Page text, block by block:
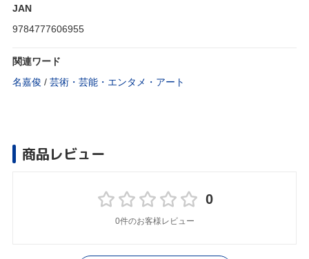
JAN
9784777606955
関連ワード
名嘉俊 / 芸術・芸能・エンタメ・アート
商品レビュー
0
0件のお客様レビュー